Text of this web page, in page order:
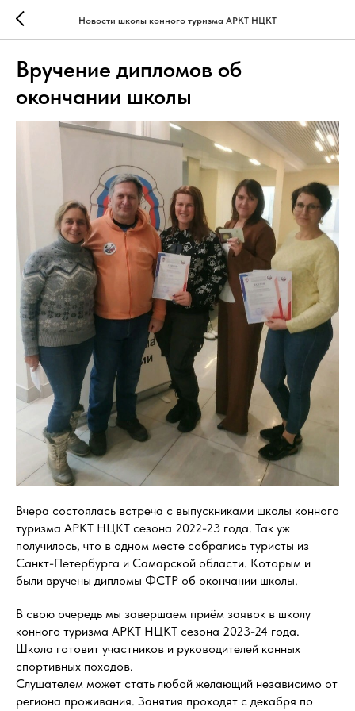
Новости школы конного туризма АРКТ НЦКТ
Вручение дипломов об
окончании школы
Вчера состоялась встреча с выпускниками школы конного
туризма АРКТ НЦКТ сезона 2022-23 года. Так уж
получилось, что в одном месте собрались туристы из
Санкт-Петербурга и Самарской области. Которым и
были вручены дипломы ФСТР об окончании школы.
В свою очередь мы завершаем приём заявок в школу
конного туризма АРКТ НЦКТ сезона 2023-24 года.
Школа готовит участников и руководителей конных
спортивных походов.
Слушателем может стать любой желающий независимо от
региона проживания. Занятия проходят с декабря по